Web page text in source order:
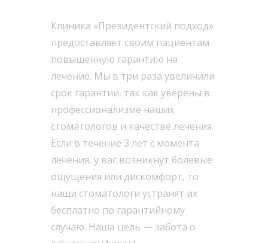
Клиника «Президентский подход»
предоставляет своим пациентам
повышенную гарантию на
лечение. Мы в три раза увеличили
срок гарантии, так как уверены в
профессионализме наших
стоматологов и качестве лечения.
Если в течение 3 лет с момента
лечения, у вас возникнут болевые
ощущения или дискомфорт, то
наши стоматологи устранят их
бесплатно по гарантийному
случаю. Наша цель — забота о